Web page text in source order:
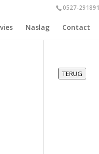
0527-291891
Naslag Contact
TERUG